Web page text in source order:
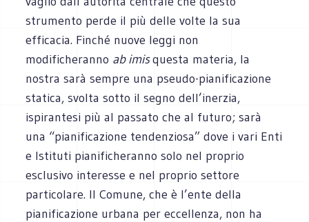
strumento perde il più delle volte la sua
efficacia. Finché nuove leggi non
modificheranno ab imisquesta materia, la
nostra sarà sempre una pseudo-pianificazione
statica, svolta sotto il segno dell’inerzia,
ispirantesi più al passato che al futuro; sarà
una “pianificazione tendenziosa” dove i vari Enti
e Istituti pianificheranno solo nel proprio
esclusivo interesse e nel proprio settore
particolare. Il Comune, che è l’ente della
pianificazione urbana per eccellenza, non ha